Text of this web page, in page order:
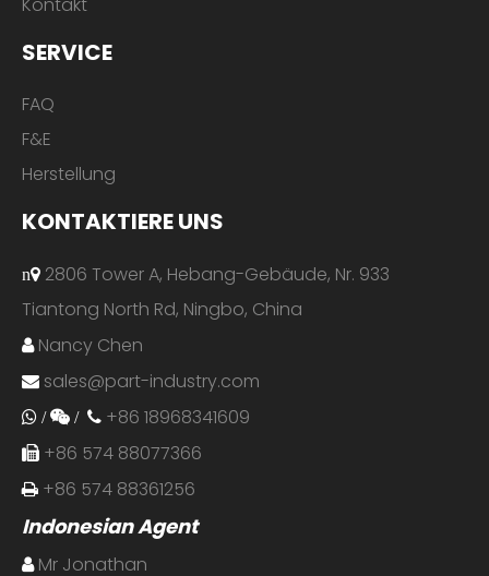
SERVICE
FAQ
F&E
Herstellung
KONTAKTIERE UNS
n 2806 Tower A, Hebang-Gebäude, Nr. 933
Tiantong North Rd, Ningbo, China
 Nancy Chen
 sales@part-industry.com
 / /  +86 18968341609
 +86 574 88077366
 +86 574 88361256
Indonesian Agent
 Mr Jonathan